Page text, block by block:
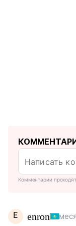
Комментарии
E enron